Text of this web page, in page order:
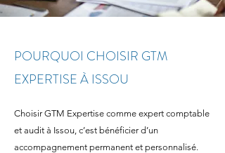
POURQUOI CHOISIR GTM
EXPERTISE À ISSOU
​Choisir GTM Expertise comme expert comptable
et audit à Issou, c’est bénéficier d’un
accompagnement permanent et personnalisé.